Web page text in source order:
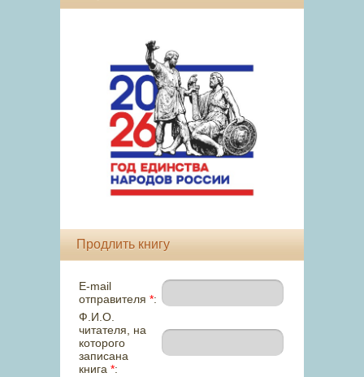
Продлить книгу
E-mail
отправителя *:
Ф.И.О.
читателя, на
которого
записана
книга *: